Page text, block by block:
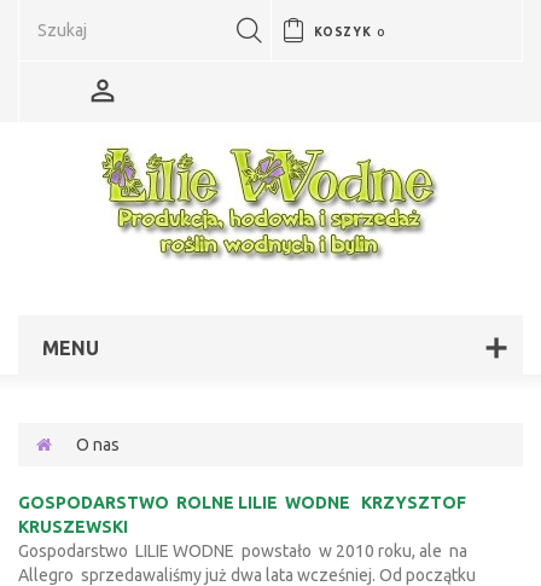
KOSZYK 0
MENU
O nas
GOSPODARSTWO ROLNE LILIE WODNE KRZYSZTOF
KRUSZEWSKI
Gospodarstwo LILIE WODNE powstało w 2010 roku, ale na
Allegro sprzedawaliśmy już dwa lata wcześniej. Od początku